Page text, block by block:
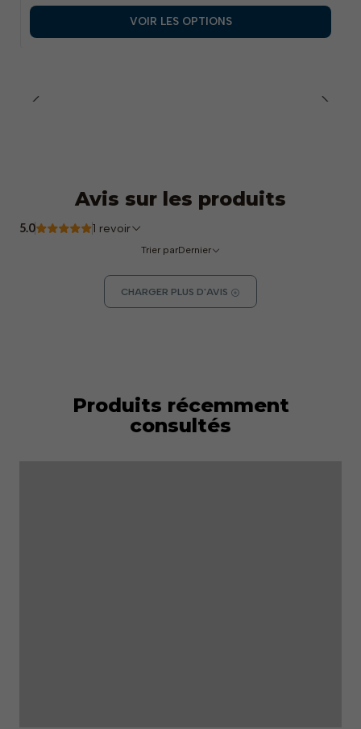
VOIR LES OPTIONS
Avis sur les produits
5.0 1 revoir
Trier parDernier
CHARGER PLUS D'AVIS
Produits récemment
consultés